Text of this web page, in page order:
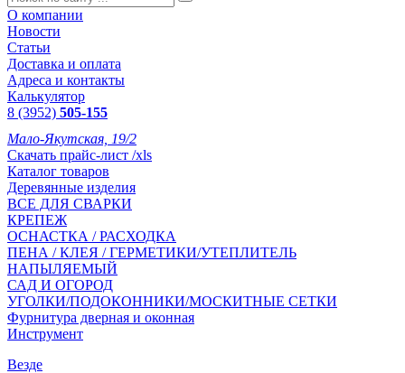
О компании
Новости
Статьи
Доставка и оплата
Адреса и контакты
Калькулятор
8 (3952) 505-155
Мало-Якутская, 19/2
Скачать прайс-лист /xls
Каталог товаров
Деревянные изделия
ВСЕ ДЛЯ СВАРКИ
КРЕПЕЖ
ОСНАСТКА / РАСХОДКА
ПЕНА / КЛЕЯ / ГЕРМЕТИКИ/УТЕПЛИТЕЛЬ
НАПЫЛЯЕМЫЙ
САД И ОГОРОД
УГОЛКИ/ПОДОКОННИКИ/МОСКИТНЫЕ СЕТКИ
Фурнитура дверная и оконная
Инструмент
Везде